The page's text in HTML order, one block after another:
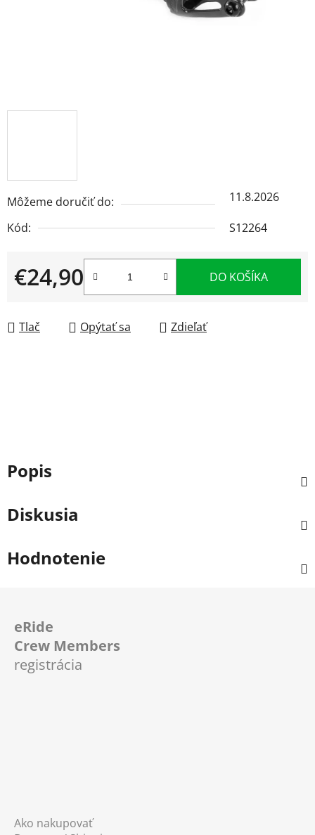
Môžeme doručiť do:
11.8.2026
Kód:
S12264
€24,90
Jednotková cena:
DO KOŠÍKA
Tlač Opýtať sa Zdieľať
Popis
Diskusia
Hodnotenie
eRide
Crew Members
registrácia
Ako nakupovať